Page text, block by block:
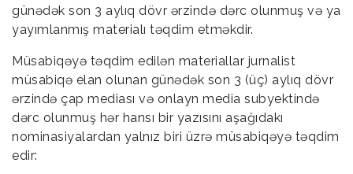
günədək son 3 aylıq dövr ərzində dərc olunmuş və ya
yayımlanmış materialı təqdim etməkdir.
Müsabiqəyə təqdim edilən materiallar jurnalist
müsabiqə elan olunan günədək son 3 (üç) aylıq dövr
ərzində çap mediası və onlayn media subyektində
dərc olunmuş hər hansı bir yazısını aşağıdakı
nominasiyalardan yalnız biri üzrə müsabiqəyə təqdim
edir: